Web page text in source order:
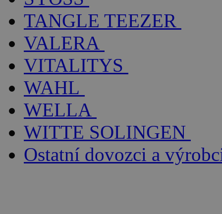
TANGLE TEEZER
VALERA
VITALITYS
WAHL
WELLA
WITTE SOLINGEN
Ostatní dovozci a